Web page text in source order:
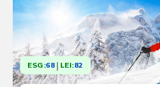
ESG:68 | LEI:82